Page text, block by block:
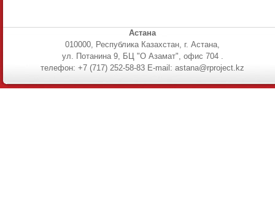
Астана
010000, Республика Казахстан, г. Астана,
ул. Потанина 9, БЦ "О Азамат", офис 704 .
телефон: +7 (717) 252-58-83 E-mail: astana@rproject.kz